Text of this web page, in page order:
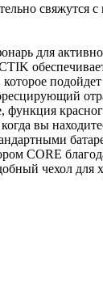
свяжутся с
для
подойдет
функция
вы
CORE
чехол для